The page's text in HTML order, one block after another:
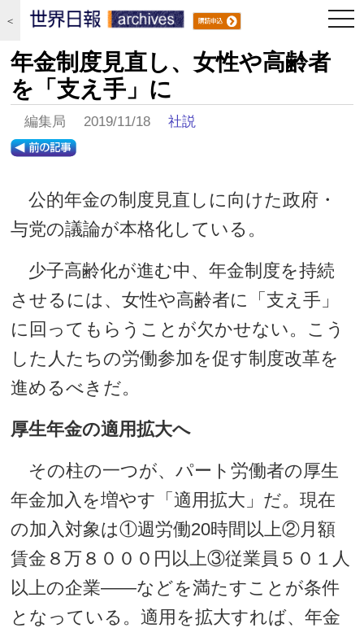
＜
年金制度見直し、女性や高齢者
を「支え手」に
編集局 2019/11/18社説
公的年金の制度見直しに向けた政府・
与党の議論が本格化している。
少子高齢化が進む中、年金制度を持続
させるには、女性や高齢者に「支え手」
に回ってもらうことが欠かせない。こう
した人たちの労働参加を促す制度改革を
進めるべきだ。
厚生年金の適用拡大へ
その柱の一つが、パート労働者の厚生
年金加入を増やす「適用拡大」だ。現在
の加入対象は①週労働20時間以上②月額
賃金８万８０００円以上③従業員５０１人
以上の企業――などを満たすことが条件
となっている。適用を拡大すれば、年金